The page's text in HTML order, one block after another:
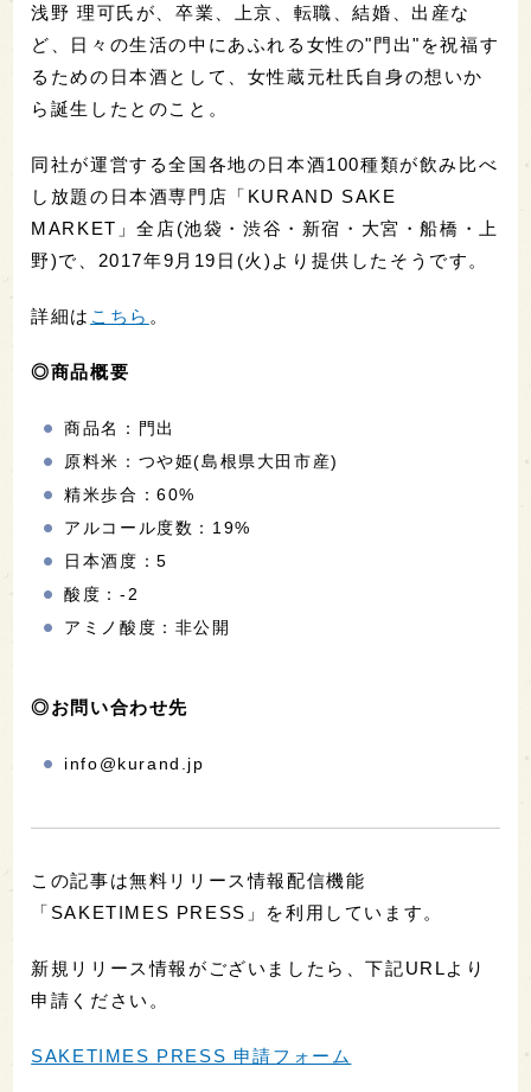
浅野 理可氏が、卒業、上京、転職、結婚、出産な
ど、日々の生活の中にあふれる女性の"門出"を祝福す
るための日本酒として、女性蔵元杜氏自身の想いか
ら誕生したとのこと。
同社が運営する全国各地の日本酒100種類が飲み比べ
し放題の日本酒専門店「KURAND SAKE
MARKET」全店(池袋・渋谷・新宿・大宮・船橋・上
野)で、2017年9月19日(火)より提供したそうです。
詳細は こちら 。
◎商品概要
商品名：門出
原料米：つや姫(島根県大田市産)
精米歩合：60%
アルコール度数：19%
日本酒度：5
酸度：-2
アミノ酸度：非公開
◎お問い合わせ先
info@kurand.jp
この記事は無料リリース情報配信機能
「SAKETIMES PRESS」を利用しています。
新規リリース情報がございましたら、下記URLより
申請ください。
SAKETIMES PRESS 申請フォーム